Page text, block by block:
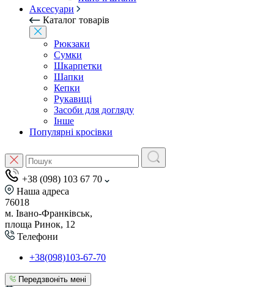
Аксесуари
Каталог товарів
Рюкзаки
Сумки
Шкарпетки
Шапки
Кепки
Рукавиці
Засоби для догляду
Інше
Популярні кросівки
+38 (098) 103 67 70
Наша адреса
76018
м. Івано-Франківськ,
площа Ринок, 12
Телефони
+38(098)103-67-70
Передзвоніть мені